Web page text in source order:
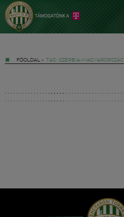
FŐOLDAL » TAG: SZERBIA-MAGYARORSZÁG
Hírek